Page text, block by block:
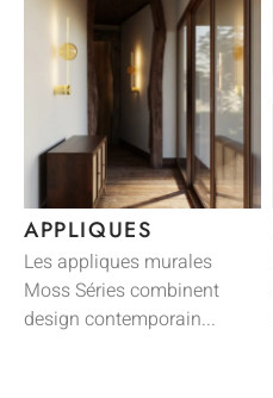
APPLIQUES
Les appliques murales
Moss Séries combinent
design contemporain...